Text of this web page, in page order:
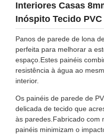
Interiores Casas
Inóspito Tecido
Panos de parede de lona
perfeita para melhorar a
espaço.Estes painéis
resistência à água ao
interior.
Os painéis de parede de
delicada de tecido que
às paredes.Fabricado com
painéis minimizam o